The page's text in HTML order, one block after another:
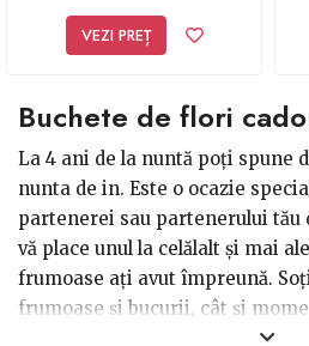
VEZI PREȚ
Buchete de flori
La 4 ani de la nuntă poți spune
nunta de in. Este o ocazie
partenerei sau partenerului tău
vă place unul la celălalt și mai
frumoase ați avut împreună.
frumoase și bucurii, cât și
probleme. Totul este bine când